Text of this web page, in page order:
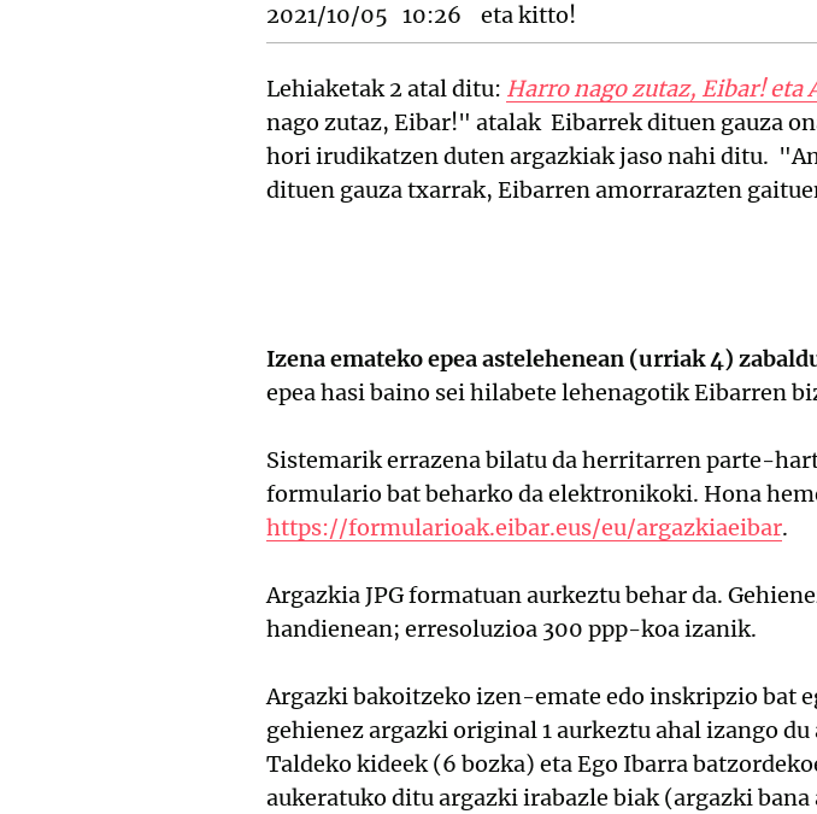
2021/10/05 10:26 eta kitto!
Lehiaketak 2 atal ditu: Harro nago zutaz, Eibar! eta
nago zutaz, Eibar!" atalak Eibarrek dituen gauza
hori irudikatzen duten argazkiak jaso nahi ditu.
dituen gauza txarrak, Eibarren amorrarazten
Izena emateko epea astelehenean (urriak 4)
epea hasi baino sei hilabete lehenagotik Eibarren
Sistemarik errazena bilatu da herritarren parte-
formulario bat beharko da elektronikoki. Hona
https://formularioak.eibar.eus/eu/argazkiaeibar.
Argazkia JPG formatuan aurkeztu behar da.
handienean; erresoluzioa 300 ppp-koa izanik.
Argazki bakoitzeko izen-emate edo inskripzio bat
gehienez argazki original 1 aurkeztu ahal izango
Taldeko kideek (6 bozka) eta Ego Ibarra
aukeratuko ditu argazki irabazle biak (argazki